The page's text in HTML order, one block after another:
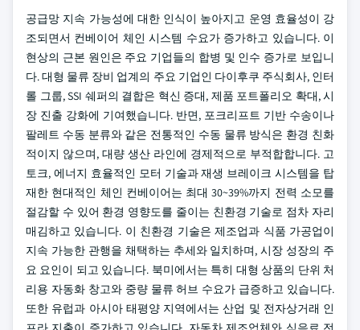
공급망 지속 가능성에 대한 인식이 높아지고 운영 효율성이 강
조되면서 컨베이어 체인 시스템 수요가 증가하고 있습니다. 이
현상의 근본 원인은 주요 기업들의 합병 및 인수 증가로 보입니
다. 대형 물류 장비 업계의 주요 기업인 다이후쿠 주식회사, 인터
롤 그룹, SSI 쉐퍼의 결합은 혁신 증대, 제품 포트폴리오 확대, 시
장 진출 강화에 기여했습니다. 반면, 포크리프트 기반 수송이나
팔레트 수동 분류와 같은 전통적인 수동 물류 방식은 환경 친화
적이지 않으며, 대량 생산 라인에 경제적으로 부적합합니다. 고
토크, 에너지 효율적인 모터 기술과 재생 브레이크 시스템을 탑
재한 현대적인 체인 컨베이어는 최대 30~39%까지 전력 소모를
절감할 수 있어 환경 영향도를 줄이는 친환경 기술로 점차 자리
매김하고 있습니다. 이 친환경 기술은 제조업과 식품 가공업이
지속 가능한 관행을 채택하는 추세와 일치하며, 시장 성장의 주
요 요인이 되고 있습니다. 북미에서는 특히 대형 상품의 단위 처
리용 자동화 창고와 중량 물류 허브 수요가 급증하고 있습니다.
또한 유럽과 아시아 태평양 지역에서는 산업 및 전자상거래 인